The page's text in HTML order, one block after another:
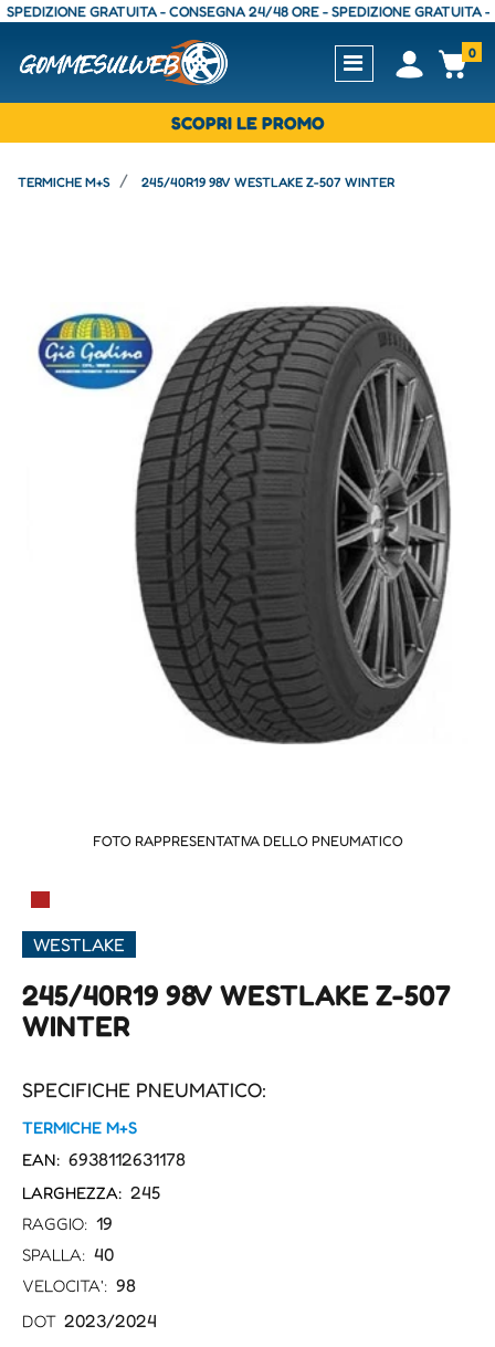
GRATUITA - CONSEGNA 24/48 ORE - SPEDIZIONE GRATUITA -
Open0
SCOPRI LE PROMO
TERMICHE M+S 245/40R19 98V WESTLAKE Z-507 WINTER
FOTO RAPPRESENTATIVA DELLO PNEUMATICO
▀
WESTLAKE
245/40R19 98V WESTLAKE Z-507
WINTER
SPECIFICHE PNEUMATICO:
TERMICHE M+S
EAN: 6938112631178
LARGHEZZA: 245
RAGGIO: 19
SPALLA: 40
VELOCITA': 98
DOT 2023/2024